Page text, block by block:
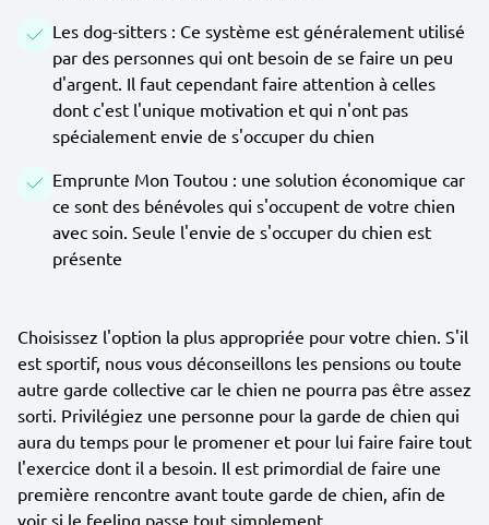
Les dog-sitters : Ce système est généralement utilisé
par des personnes qui ont besoin de se faire un peu
d'argent. Il faut cependant faire attention à celles
dont c'est l'unique motivation et qui n'ont pas
spécialement envie de s'occuper du chien
Emprunte Mon Toutou : une solution économique car
ce sont des bénévoles qui s'occupent de votre chien
avec soin. Seule l'envie de s'occuper du chien est
présente
Choisissez l'option la plus appropriée pour votre chien. S'il
est sportif, nous vous déconseillons les pensions ou toute
autre garde collective car le chien ne pourra pas être assez
sorti. Privilégiez une personne pour la garde de chien qui
aura du temps pour le promener et pour lui faire faire tout
l'exercice dont il a besoin. Il est primordial de faire une
première rencontre avant toute garde de chien, afin de
voir si le feeling passe tout simplement.